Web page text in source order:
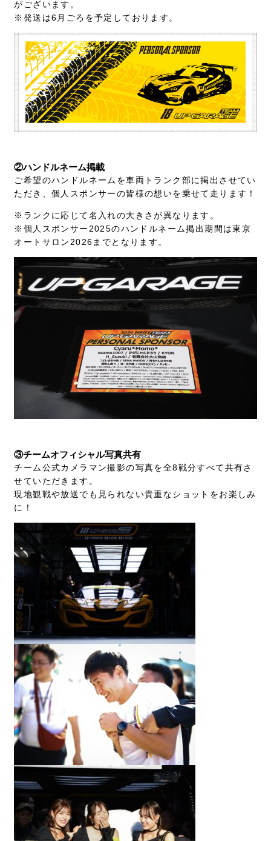
がございます。
※発送は6月ごろを予定しております。
②ハンドルネーム掲載
ご希望のハンドルネームを車両トランク部に掲出させてい
ただき、個人スポンサーの皆様の想いを乗せて走ります！
※ランクに応じて名入れの大きさが異なります。
※個人スポンサー2025のハンドルネーム掲出期間は東京
オートサロン2026までとなります。
③チームオフィシャル写真共有
チーム公式カメラマン撮影の写真を全8戦分すべて共有さ
せていただきます。
現地観戦や放送でも見られない貴重なショットをお楽しみ
に！